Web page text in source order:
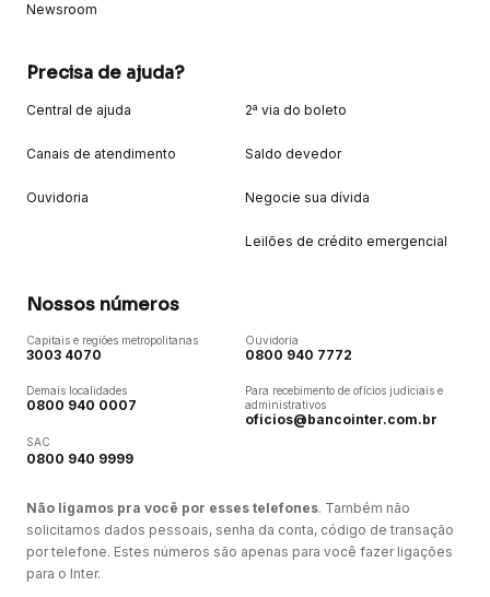
Newsroom
Precisa de ajuda?
Central de ajuda
Canais de atendimento
Ouvidoria
2ª via do boleto
Saldo devedor
Negocie sua dívida
Leilões de crédito emergencial
Nossos números
Capitais e regiões metropolitanas
3003 4070
Demais localidades
0800 940 0007
SAC
0800 940 9999
Ouvidoria
0800 940 7772
Para recebimento de ofícios judiciais e
administrativos
oficios@bancointer.com.br
Não ligamos pra você por esses telefones. Também não
solicitamos dados pessoais, senha da conta, código de transação
por telefone. Estes números são apenas para você fazer ligações
para o Inter.